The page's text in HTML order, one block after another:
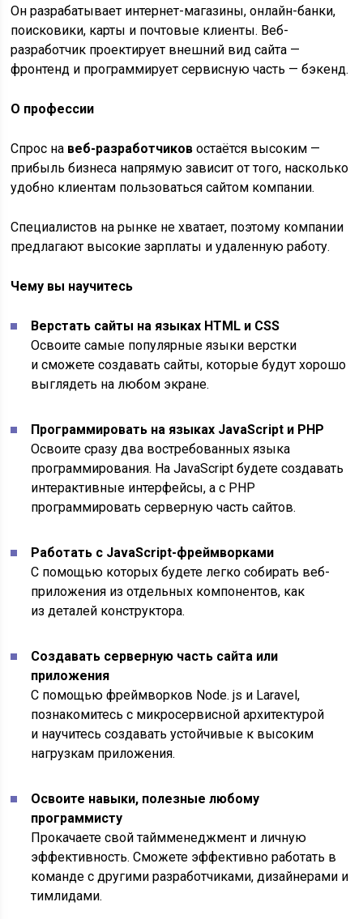
Он разрабатывает интернет-магазины, онлайн-банки,
поисковики, карты и почтовые клиенты. Веб-
разработчик проектирует внешний вид сайта —
фронтенд и программирует сервисную часть — бэкенд.
О профессии
Спрос на веб-разработчиков остаётся высоким —
прибыль бизнеса напрямую зависит от того, насколько
удобно клиентам пользоваться сайтом компании.
Специалистов на рынке не хватает, поэтому компании
предлагают высокие зарплаты и удаленную работу.
Чему вы научитесь
Верстать сайты на языках HTML и CSS
Освоите самые популярные языки верстки
и сможете создавать сайты, которые будут хорошо
выглядеть на любом экране.
Программировать на языках JavaScript и PHP
Освоите сразу два востребованных языка
программирования. На JavaScript будете создавать
интерактивные интерфейсы, а с PHP
программировать серверную часть сайтов.
Работать с JavaScript-фреймворками
С помощью которых будете легко собирать веб-
приложения из отдельных компонентов, как
из деталей конструктора.
Создавать серверную часть сайта или
приложения
С помощью фреймворков Node. js и Laravel,
познакомитесь с микросервисной архитектурой
и научитесь создавать устойчивые к высоким
нагрузкам приложения.
Освоите навыки, полезные любому
программисту
Прокачаете свой таймменеджмент и личную
эффективность. Сможете эффективно работать в
команде с другими разработчиками, дизайнерами и
тимлидами.